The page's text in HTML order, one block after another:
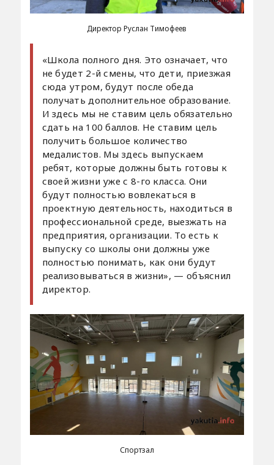
Директор Руслан Тимофеев
«Школа полного дня. Это означает, что
не будет 2-й смены, что дети, приезжая
сюда утром, будут после обеда
получать дополнительное образование.
И здесь мы не ставим цель обязательно
сдать на 100 баллов. Не ставим цель
получить большое количество
медалистов. Мы здесь выпускаем
ребят, которые должны быть готовы к
своей жизни уже с 8-го класса. Они
будут полностью вовлекаться в
проектную деятельность, находиться в
профессиональной среде, выезжать на
предприятия, организации. То есть к
выпуску со школы они должны уже
полностью понимать, как они будут
реализовываться в жизни», — объяснил
директор.
Спортзал